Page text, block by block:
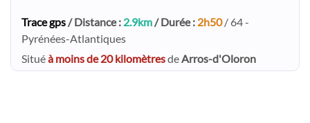
Trace gps/ Distance : 2.9km/ Durée : 2h50/ 64 -
Pyrénées-Atlantiques
Situéà moins de 20 kilomètresdeArros-d'Oloron